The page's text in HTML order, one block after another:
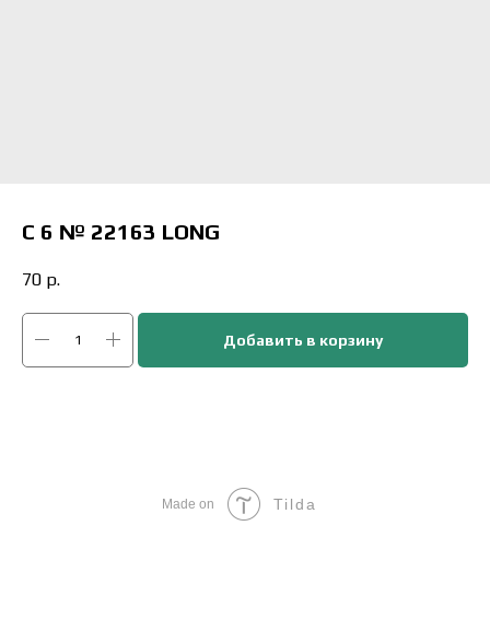
C 6 № 22163 LONG
70 р.
Добавить в корзину
Made on Tilda